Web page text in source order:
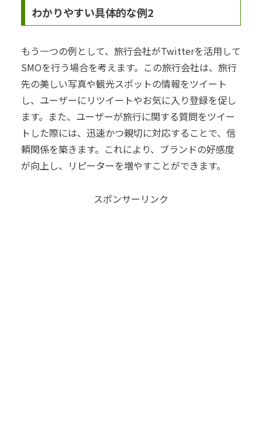
わかりやすい具体的な例2
もう一つの例として、旅行会社がTwitterを活用して
SMOを行う場合を考えます。この旅行会社は、旅行
先の美しい写真や観光スポットの情報をツイート
し、ユーザーにリツイートやお気に入り登録を促し
ます。また、ユーザーが旅行に関する質問をツイー
トした際には、迅速かつ親切に対応することで、信
頼関係を築きます。これにより、ブランドの好感度
が向上し、リピーターを増やすことができます。
スポンサーリンク